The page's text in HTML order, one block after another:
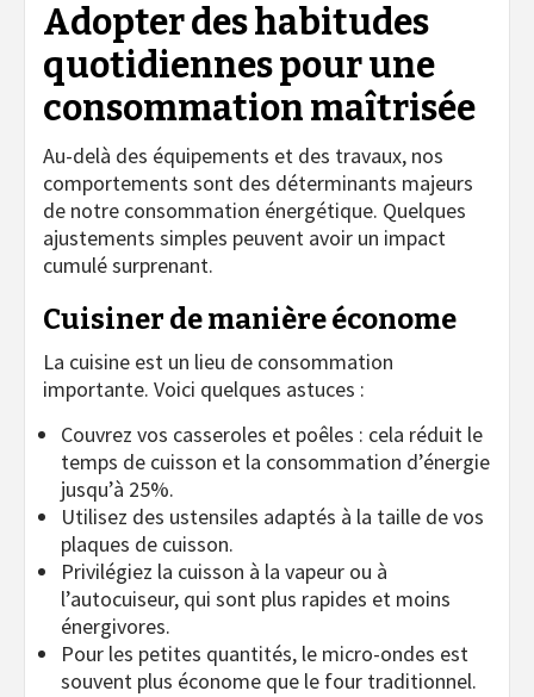
Adopter des habitudes
quotidiennes pour une
consommation maîtrisée
Au-delà des équipements et des travaux, nos
comportements sont des déterminants majeurs
de notre consommation énergétique. Quelques
ajustements simples peuvent avoir un impact
cumulé surprenant.
Cuisiner de manière économe
La cuisine est un lieu de consommation
importante. Voici quelques astuces :
Couvrez vos casseroles et poêles : cela réduit le
temps de cuisson et la consommation d’énergie
jusqu’à 25%.
Utilisez des ustensiles adaptés à la taille de vos
plaques de cuisson.
Privilégiez la cuisson à la vapeur ou à
l’autocuiseur, qui sont plus rapides et moins
énergivores.
Pour les petites quantités, le micro-ondes est
souvent plus économe que le four traditionnel.